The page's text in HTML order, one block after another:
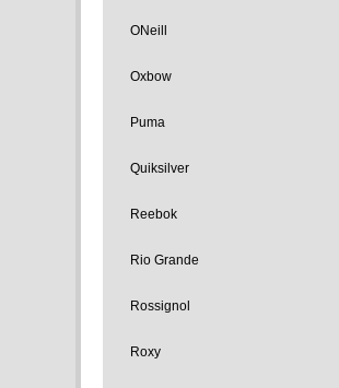
ONeill
Oxbow
Puma
Quiksilver
Reebok
Rio Grande
Rossignol
Roxy